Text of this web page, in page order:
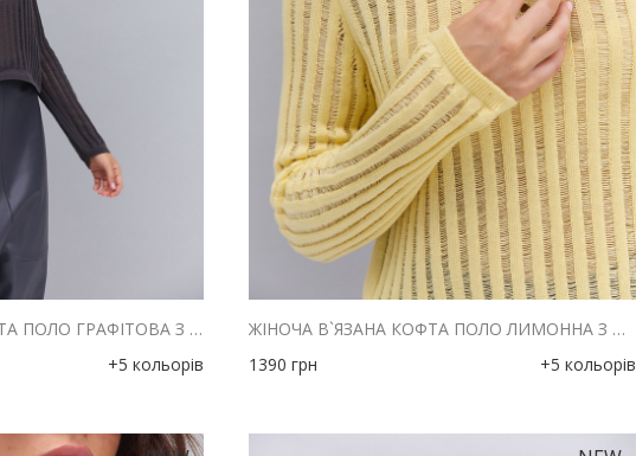
ЖІНОЧА В`ЯЗАНА КОФТА ПОЛО ГРАФІТОВА З АЖУРНИМИ СМУЖКАМИ
+5 кольорів
ЖІНОЧА В`ЯЗАНА КОФТА ПОЛО ЛИМОННА З АЖУРНИМИ СМУЖКАМИ
1390 грн +5 кольорів